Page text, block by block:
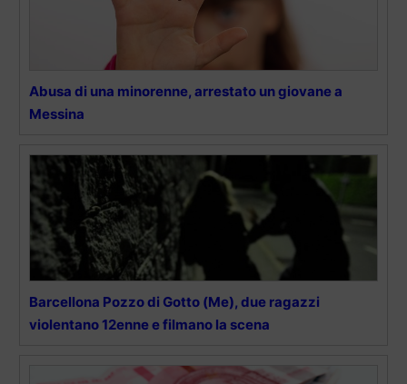
Abusa di una minorenne, arrestato un giovane a
Messina
Barcellona Pozzo di Gotto (Me), due ragazzi
violentano 12enne e filmano la scena